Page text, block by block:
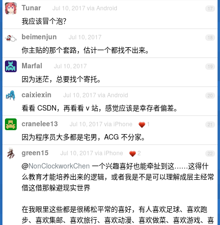
17
Tunar Jul 10, 2017 via Android
我应该冒个泡？
18
beimenjun Jul 10, 2017
你主贴的那个套路，估计一个都找不出来。
19
Marfal Jul 10, 2017
因为迷茫，总要找个寄托。
20
caixiexin Jul 10, 2017 via Android
看看 CSDN，再看看 v 站，感觉应该是幸存者偏差。
21
cranelee13 Jul 10, 2017 via iPhone 1
因为程序员大多都是宅男，ACG 不分家。
22
green15 Jul 10, 2017 via iPhone 2
@NonClockworkChen 一个兴趣喜好也能牵扯到这……这得什
么教育才能培养出来的逻辑，或者我是不是可以理解成层主经常
借这借那躲避现实世界
在我眼里这些都是很稀松平常的喜好，有人喜欢足球、喜欢跑
步、喜欢集邮、喜欢旅行、喜欢动漫、喜欢做菜、喜欢游戏、喜